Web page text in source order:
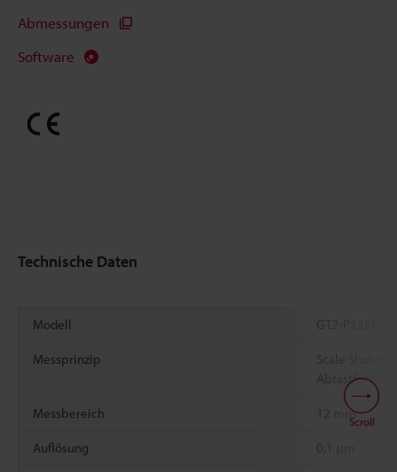
Abmessungen
Software
Technische Daten
Modell GT2-P12KF
Messprinzip
Scale Shot
Abtastfehler)
Messbereich 12 mm
Auflösung 0,1 μm
Scroll